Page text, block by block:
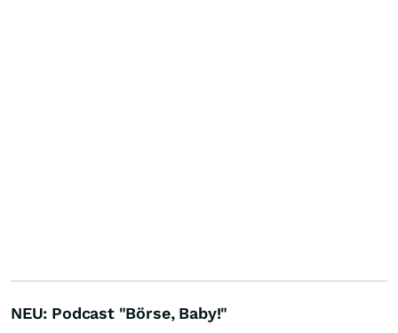
NEU: Podcast "Börse, Baby!"